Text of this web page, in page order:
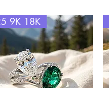
9K 18K